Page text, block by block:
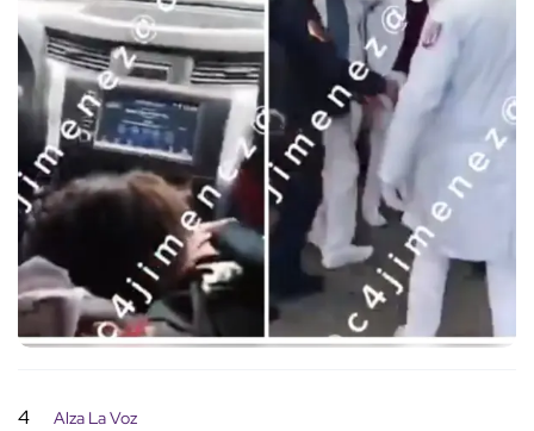
4 Alza La Voz